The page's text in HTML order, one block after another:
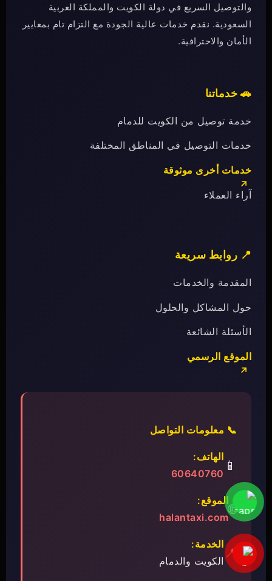
والتوصيل السريع في دولة الكويت والمملكة العربية
السعودية. نقدم خدمات عالية الجودة مع التزام تام بمعايير
الأمان والاحترافية.
🚗 خدماتنا
خدمة توصيل من الكويت للدمام
خدمات التوصيل في المناطق المختلفة
خدمات أخرى موثوقة
آراء العملاء
📍 روابط سريعة
المقدمة والخدمات
حول المشاكل والحلول
الأسئلة الشائعة
الموقع الرسمي
📞 معلومات التواصل
📱
الهاتف:
60640760
🌐
الموقع:
halantaxi.com
📍
الخدمة:
الكويت والدمام